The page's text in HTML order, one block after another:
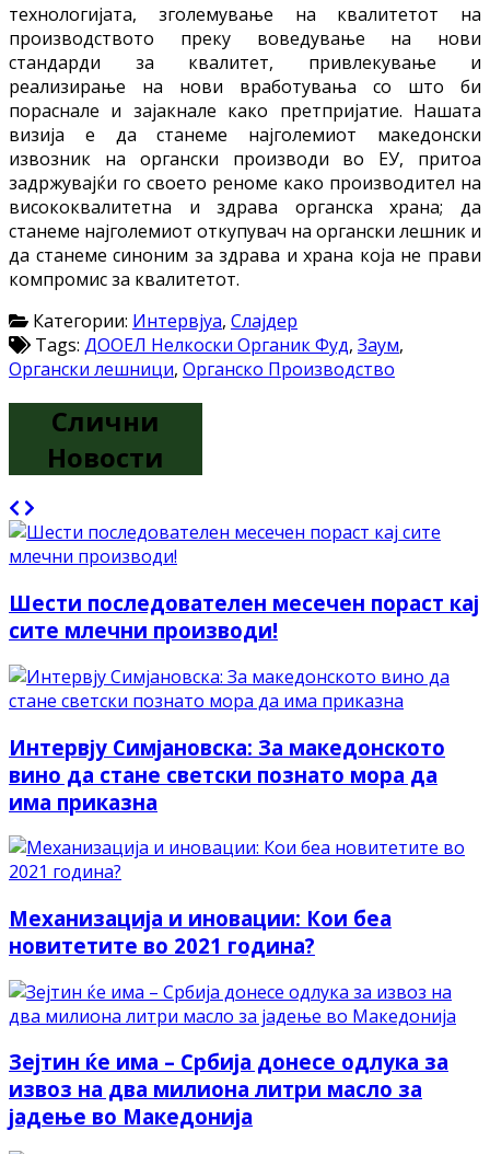
технологијата, зголемување на квалитетот на
производството преку воведување на нови
стандарди за квалитет, привлекување и
реализирање на нови вработувања со што би
пораснале и зајакнале како претпријатие. Нашата
визија е да станеме најголемиот македонски
извозник на органски производи во ЕУ, притоа
задржувајќи го своето реноме како производител на
висококвалитетна и здрава органска храна; да
станеме најголемиот откупувач на органски лешник и
да станеме синоним за здрава и храна која не прави
компромис за квалитетот.
Категории: Интервјуа, Слајдер
Tags: ДООЕЛ Нелкоски Органик Фуд, Заум,
Органски лешници, Органско Производство
Слични
Новости
Шести последователен месечен пораст кај
сите млечни производи!
Интервју Симјановска: За македонското
вино да стане светски познато мора да
има приказна
Механизација и иновации: Кои беа
новитетите во 2021 година?
Зејтин ќе има – Србија донесе одлука за
извоз на два милиона литри масло за
јадење во Македонија